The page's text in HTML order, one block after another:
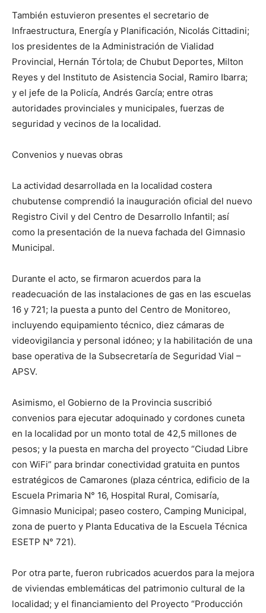
También estuvieron presentes el secretario de
Infraestructura, Energía y Planificación, Nicolás Cittadini;
los presidentes de la Administración de Vialidad
Provincial, Hernán Tórtola; de Chubut Deportes, Milton
Reyes y del Instituto de Asistencia Social, Ramiro Ibarra;
y el jefe de la Policía, Andrés García; entre otras
autoridades provinciales y municipales, fuerzas de
seguridad y vecinos de la localidad.
Convenios y nuevas obras
La actividad desarrollada en la localidad costera
chubutense comprendió la inauguración oficial del nuevo
Registro Civil y del Centro de Desarrollo Infantil; así
como la presentación de la nueva fachada del Gimnasio
Municipal.
Durante el acto, se firmaron acuerdos para la
readecuación de las instalaciones de gas en las escuelas
16 y 721; la puesta a punto del Centro de Monitoreo,
incluyendo equipamiento técnico, diez cámaras de
videovigilancia y personal idóneo; y la habilitación de una
base operativa de la Subsecretaría de Seguridad Vial –
APSV.
Asimismo, el Gobierno de la Provincia suscribió
convenios para ejecutar adoquinado y cordones cuneta
en la localidad por un monto total de 42,5 millones de
pesos; y la puesta en marcha del proyecto “Ciudad Libre
con WiFi” para brindar conectividad gratuita en puntos
estratégicos de Camarones (plaza céntrica, edificio de la
Escuela Primaria N° 16, Hospital Rural, Comisaría,
Gimnasio Municipal; paseo costero, Camping Municipal,
zona de puerto y Planta Educativa de la Escuela Técnica
ESETP N° 721).
Por otra parte, fueron rubricados acuerdos para la mejora
de viviendas emblemáticas del patrimonio cultural de la
localidad; y el financiamiento del Proyecto “Producción